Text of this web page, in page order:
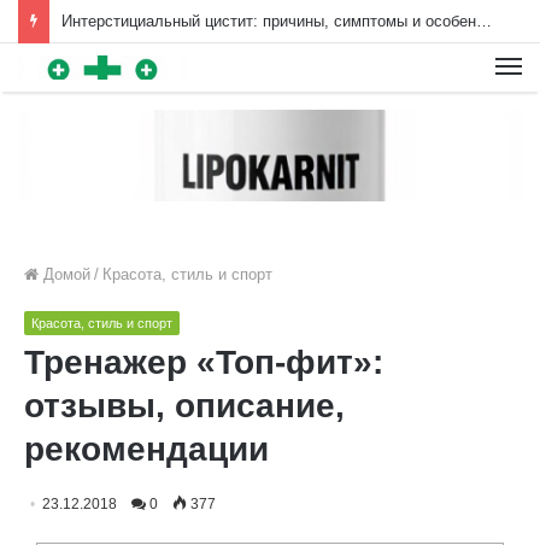
Интерстициальный цистит: причины, симптомы и особенности лечения | Diet4Health.ru
Домой / Красота, стиль и спорт
Красота, стиль и спорт
Тренажер «Топ-фит»:
отзывы, описание,
рекомендации
23.12.2018 0 377
Для любых предложений по